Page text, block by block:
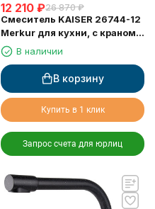
12 210 ₽26 870 ₽
Смеситель KAISER 26744-12
Merkur для кухни, с краном
для питьевой воды, черный
мрамор
В наличии
В корзину
Купить в 1 клик
Запрос счета для юрлиц